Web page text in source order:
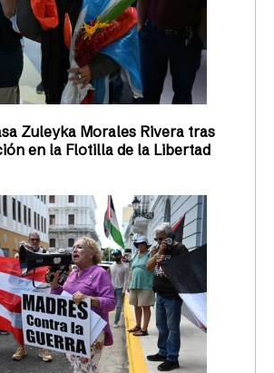
Zuleyka Morales Rivera tras
en la Flotilla de la Libertad